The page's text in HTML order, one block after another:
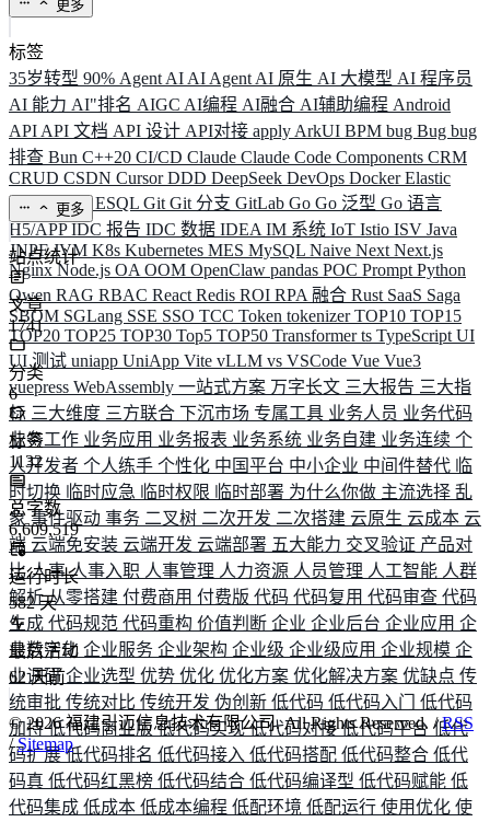
更多
标签
35岁转型 90% Agent AI AI Agent AI 原生 AI 大模型 AI 程序员
AI 能力 AI"排名 AIGC AI编程 AI融合 AI辅助编程 Android
API API 文档 API 设计 API对接 apply ArkUI BPM bug Bug bug
排查 Bun C++20 CI/CD Claude Claude Code Components CRM
CRUD CSDN CursorDDD DeepSeek DevOps DockerElastic
ELK ElysiaESQL Git Git 分支 GitLab Go Go 泛型 Go 语言
H5/APPIDC 报告 IDC 数据 IDEA IM 系统 IoT Istio ISV Java
JNPFJVM K8s Kubernetes MES MySQL Naive Next Next.js
NginxNode.js OA OOM OpenClaw pandas POC Prompt Python
Qwen RAG RBAC React Redis ROI RPA 融合 Rust SaaS Saga
SBOM SGLang SSE SSO TCC Token tokenizerTOP10 TOP15
TOP20 TOP25 TOP30 Top5 TOP50 Transformerts TypeScript UI
UI 测试 uniapp UniApp Vite vLLM vs VSCode Vue Vue3
vuepress WebAssembly 一站式方案 万字长文 三大报告 三大指
标 三大维度 三方联合 下沉市场 专属工具 业务人员 业务代码
业务工作 业务应用 业务报表 业务系统 业务自建 业务连续 个
人开发者 个人练手 个性化 中国平台 中小企业 中间件替代 临
时切换 临时应急 临时权限 临时部署 为什么你做 主流选择 乱
象 事件驱动 事务 二叉树 二次开发 二次搭建 云原生 云成本 云
端 云端免安装 云端开发 云端部署 五大能力 交叉验证 产品对
比人事人事入职 人事管理 人力资源 人员管理 人工智能 人群
解析从零搭建 付费商用 付费版 代码 代码复用 代码审查 代码
生成 代码规范 代码重构 价值判断 企业 企业后台 企业应用 企
业数字化 企业服务 企业架构 企业级 企业级应用 企业规模 企
业调研企业选型 优势 优化 优化方案 优化解决方案 优缺点 传
统审批 传统对比 传统开发 伪创新 低代码 低代码入门 低代码
加持低代码商业版低代码实现低代码对接低代码平台 低代
码扩展低代码排名 低代码接入 低代码搭配 低代码整合 低代
码真 低代码红黑榜 低代码结合 低代码编译型 低代码赋能 低
代码集成 低成本 低成本编程 低配环境 低配运行 使用优化 使
更多
站点统计
文章
1741
分类
6
标签
1132
总字数
6,609,519
运行时长
582 天
最后活动
62 天前
©2026福建引迈信息技术有限公司. All Rights Reserved. /RSS
/Sitemap